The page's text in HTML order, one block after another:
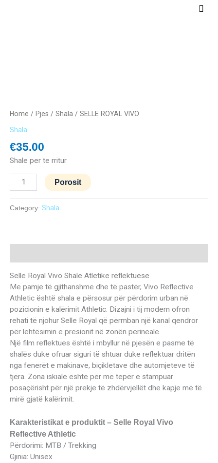
Main
Home / Pjes / Shala / SELLE ROYAL VIVO
Shala
€35.00
Shale per te rritur
Porosit
Category: Shala
Selle Royal Vivo Shalë Atletike reflektuese
Me pamje të gjithanshme dhe të pastër, Vivo Reflective
Athletic është shala e përsosur për përdorim urban në
pozicionin e kalërimit Athletic. Dizajni i tij modern ofron
rehati të njohur Selle Royal që përmban një kanal qendror
për lehtësimin e presionit në zonën perineale.
Një film reflektues është i mbyllur në pjesën e pasme të
shalës duke ofruar siguri të shtuar duke reflektuar dritën
nga fenerët e makinave, biçikletave dhe automjeteve të
tjera. Zona iskiale është për më tepër e stampuar
posaçërisht për një prekje të zhdërvjellët dhe kapje më të
mirë gjatë kalërimit.
Karakteristikat e produktit – Selle Royal Vivo
Reflective Athletic
Përdorimi: MTB / Trekking
Gjinia: Unisex